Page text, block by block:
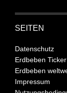
SEITEN
Datenschutz
Erdbeben Ticker
Erdbeben
Impressum